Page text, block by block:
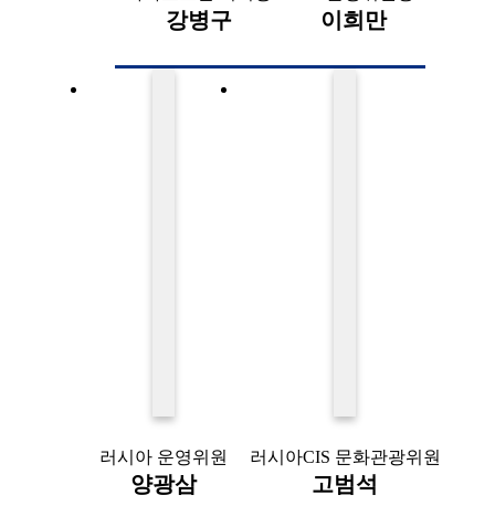
강병구 이희만
러시아 운영위원
양광삼
러시아CIS 문화관광위원
고범석